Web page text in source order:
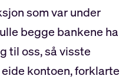
som var under
begge bankene ha
til oss, så visste
kontoen, forklarte